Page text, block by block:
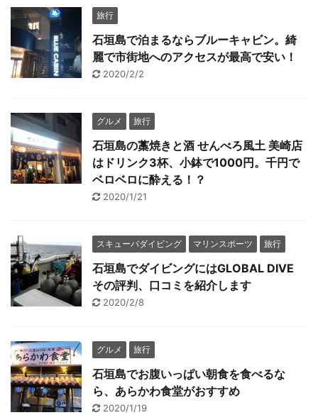
旅行
石垣島で泊まるならブルーキャビン。綺
麗で市街地へのアクセスが最高で安い！
2020/2/2
グルメ 旅行
石垣島の藁焼きと酒 せんべろ風土 美崎店
はドリンク3杯、小鉢で1000円。千円で
ベロベロに酔える！？
2020/1/21
スキューバダイビング マリンスポーツ 旅行
石垣島でダイビングにはGLOBAL DIVE
その評判、口コミを紹介します
2020/2/8
グルメ 旅行
石垣島でお腹いっぱい朝食を食べるな
ら、あらかわ食堂がおすすめ
2020/1/19